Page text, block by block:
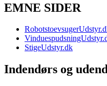
EMNE SIDER
StigeUdstyr.dk
Indendørs og